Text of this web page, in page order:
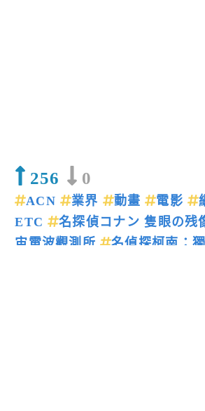
256 0
ACN 業界 動畫 電影
ETC
名探偵コナン 隻眼の残
宙電波觀測所
名偵探柯南：